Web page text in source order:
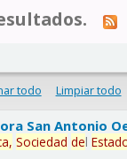
todo Limpiar todo
San Antonio
Sociedad del